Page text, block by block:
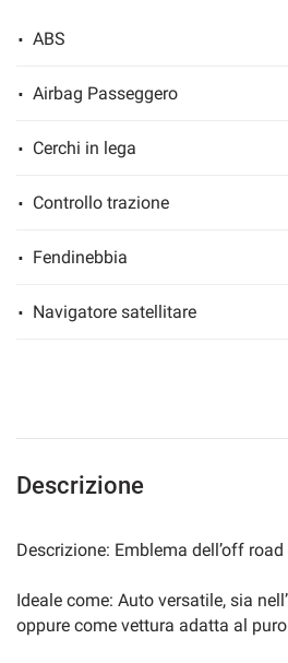
ABS
Airbag Passeggero
Cerchi in lega
Controllo trazione
Fendinebbia
Navigatore satellitare
Descrizione
Descrizione: Emblema dell’off
Ideale come: Auto versatile, sia
oppure come vettura adatta al
Cookie necessari
Cookie per il miglioramento
Cookie analitici